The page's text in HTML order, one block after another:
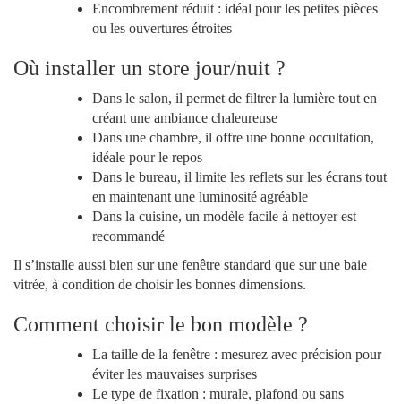
Encombrement réduit : idéal pour les petites pièces
ou les ouvertures étroites
Où installer un store jour/nuit ?
Dans le salon, il permet de filtrer la lumière tout en
créant une ambiance chaleureuse
Dans une chambre, il offre une bonne occultation,
idéale pour le repos
Dans le bureau, il limite les reflets sur les écrans tout
en maintenant une luminosité agréable
Dans la cuisine, un modèle facile à nettoyer est
recommandé
Il s’installe aussi bien sur une fenêtre standard que sur une baie
vitrée, à condition de choisir les bonnes dimensions.
Comment choisir le bon modèle ?
La taille de la fenêtre : mesurez avec précision pour
éviter les mauvaises surprises
Le type de fixation : murale, plafond ou sans